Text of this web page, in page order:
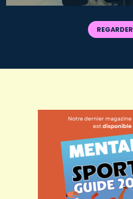
REGARDER